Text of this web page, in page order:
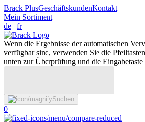
Brack PlusGeschäftskundenKontakt
Mein Sortiment
de | fr
Wenn die Ergebnisse der automatischen
verfügbar sind, verwenden Sie die
unten zur Überprüfung und die
Suchen
0